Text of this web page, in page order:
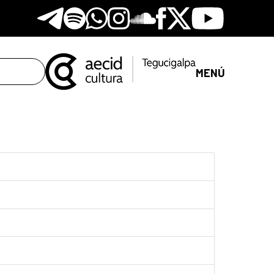
Telegram
SpotifyWhatsapp
Instagram
Soundclore
Facebook
X Youtube
MENÚ